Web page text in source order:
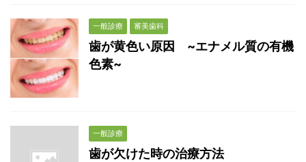
一般診療 審美歯科
歯が黄色い原因 ~エナメル質の有機
色素~
一般診療
歯が欠けた時の治療方法